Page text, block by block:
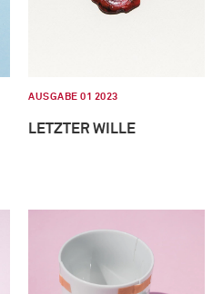
AUSGABE 01 2023
LETZTER WILLE